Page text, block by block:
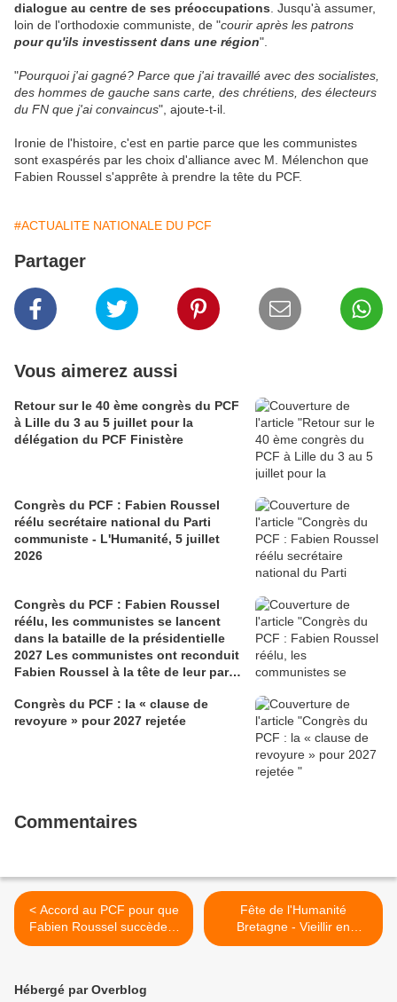
dialogue au centre de ses préoccupations . Jusqu'à assumer,
loin de l'orthodoxie communiste, de "courir après les patrons
pour qu'ils investissent dans une région".
"Pourquoi j'ai gagné? Parce que j'ai travaillé avec des socialistes,
des hommes de gauche sans carte, des chrétiens, des électeurs
du FN que j'ai convaincus", ajoute-t-il.
Ironie de l'histoire, c'est en partie parce que les communistes
sont exaspérés par les choix d'alliance avec M. Mélenchon que
Fabien Roussel s'apprête à prendre la tête du PCF.
#ACTUALITE NATIONALE DU PCF
Partager
Vous aimerez aussi
Retour sur le 40 ème congrès du PCF
à Lille du 3 au 5 juillet pour la
délégation du PCF Finistère
Congrès du PCF : Fabien Roussel
réélu secrétaire national du Parti
communiste - L'Humanité, 5 juillet
2026
Congrès du PCF : Fabien Roussel
réélu, les communistes se lancent
dans la bataille de la présidentielle
2027 Les communistes ont reconduit
Fabien Roussel à la tête de leur parti,
Lille. Le secrétaire national, dont la
candidature devrait être officialisée le
Congrès du PCF : la « clause de
revoyure » pour 2027 rejetée
Commentaires
< Accord au PCF pour que
Fabien Roussel succède à
Pierre Laurent (L'Humanité,
Fête de l'Humanité
Bretagne - Vieillir en
France, L'Humain d'abord! -
Hébergé par Overblog